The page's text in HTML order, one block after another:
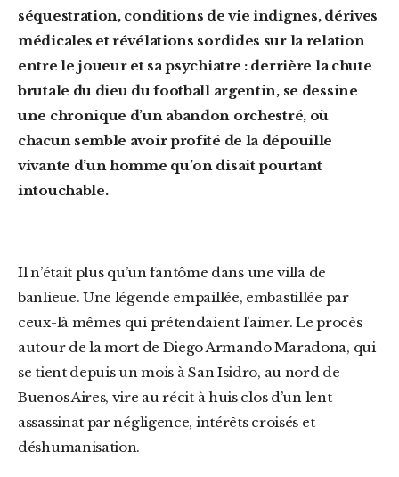
séquestration, conditions de vie indignes, dérives
médicales et révélations sordides sur la relation
entre le joueur et sa psychiatre : derrière la chute
brutale du dieu du football argentin, se dessine
une chronique d’un abandon orchestré, où
chacun semble avoir profité de la dépouille
vivante d’un homme qu’on disait pourtant
intouchable.
Il n’était plus qu’un fantôme dans une villa de
banlieue. Une légende empaillée, embastillée par
ceux-là mêmes qui prétendaient l’aimer. Le procès
autour de la mort de Diego Armando Maradona, qui
se tient depuis un mois à San Isidro, au nord de
Buenos Aires, vire au récit à huis clos d’un lent
assassinat par négligence, intérêts croisés et
déshumanisation.